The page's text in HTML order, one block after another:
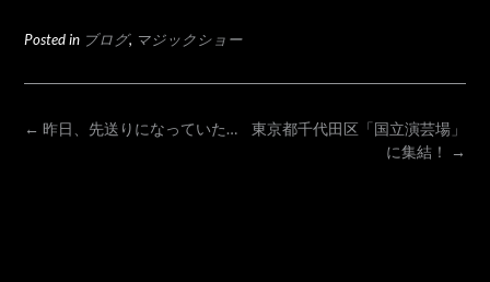
Posted in ブログ, マジックショー
POST
東京都千代田区「国立演芸場」
に集結！
→
← 昨日、先送りになっていた…